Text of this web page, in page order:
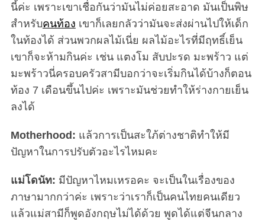
นี้ค่ะ เพราะเขาเชื่อกันว่ามันไม่ค่อยสะอาด มันเป็นพิษ
สำหรับคนท้อง เขาก็เลยกลัวว่ามันจะส่งผ่านไปให้เด็ก
ในท้องได้ ส่วนพวกผลไม้เนี่ย ผลไม้อะไรที่มีฤทธิ์เย็น
เขาก็จะห้ามกินค่ะ เช่น แตงโม สับปะรด มะพร้าว แต่
มะพร้าวนี่ครอบครัวสามีบอกว่าจะเริ่มกินได้บ้างก็ตอน
ท้อง 7 เดือนขึ้นไปค่ะ เพราะมันช่วยทำให้ร่างกายเย็น
ลงได้
Motherhood: แล้วการเป็นสะใภ้ต่างชาติทำให้มี
ปัญหาในการปรับตัวอะไรไหมคะ
แม่โดนัท: มีปัญหาไหมเหรอคะ จะเป็นในเรื่องของ
ภาษามากกว่าค่ะ เพราะว่าเราก็เป็นคนไทยคนเดียว
แล้วแม่สามีก็พูดอังกฤษไม่ได้ด้วย พูดได้แต่จีนกลาง